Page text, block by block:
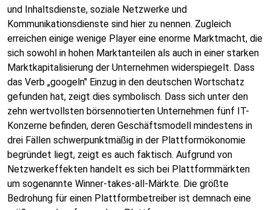
und Inhaltsdienste, soziale Netzwerke und
Kommunikationsdienste sind hier zu nennen. Zugleich
erreichen einige wenige Player eine enorme Marktmacht, die
sich sowohl in hohen Marktanteilen als auch in einer starken
Marktkapitalisierung der Unternehmen widerspiegelt. Dass
das Verb „googeln" Einzug in den deutschen Wortschatz
gefunden hat, zeigt dies symbolisch. Dass sich unter den
zehn wertvollsten börsennotierten Unternehmen fünf IT-
Konzerne befinden, deren Geschäftsmodell mindestens in
drei Fällen schwerpunktmäßig in der Plattformökonomie
begründet liegt, zeigt es auch faktisch. Aufgrund von
Netzwerkeffekten handelt es sich bei Plattformmärkten
um sogenannte Winner-takes-all-Märkte. Die größte
Bedrohung für einen Plattformbetreiber ist demnach eine